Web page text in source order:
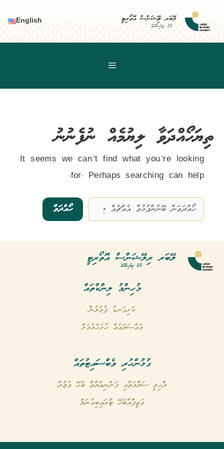
to
content
English ލޭބަރ ރިލޭޝަންސް އޮތޯރިޓީ
މާލެ، ދިވެހިރާއްޖެ
ތިޔަހޯއްދަވާ ލިޔުމެއް ނުފެނުނު
It seems we can’t find what you’re looking
for. Perhaps searching can help.
Search
for:
ލޭބަރ ރިލޭޝަންސް އޮތޯރިޓީ
މާލެ، ދިވެހިރާއްޖެ
މުހިންމު ލިންކްތައް
ކަށިގަނޑު ފުމެލުން
މައްސަލައެއް ހުށަހެޅުމަށް
ގުޅުންހުރި ވެބްސައިޓުތައް
ދާޚިލީ ސަލާމަތާއި ފަންނިއްޔާތާ ބެހޭ ވުޒާރާ
ވަޒީފާއާބެހޭ ޓްރައިބިއުނަލް